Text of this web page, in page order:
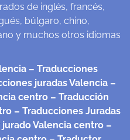
de inglés, francés,
búlgaro, chino,
y muchos otros idiomas
– Traducciones
juradas Valencia –
centro – Traducción
– Traducciones Juradas
jurado Valencia centro –